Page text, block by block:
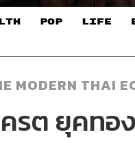
POP LIFE
MODERN THAI
รต ยุคทอ